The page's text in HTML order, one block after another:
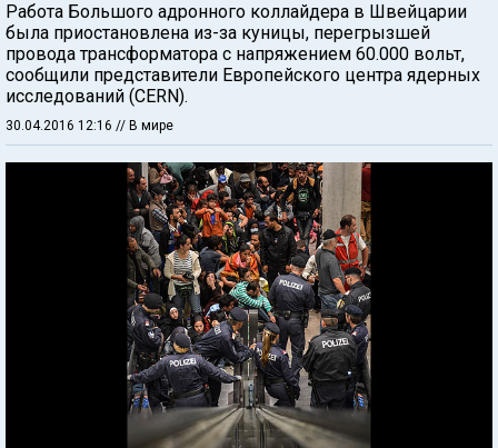
Работа Большого адронного коллайдера в Швейцарии
была приостановлена из-за куницы, перегрызшей
провода трансформатора с напряжением 60.000 вольт,
сообщили представители Европейского центра ядерных
исследований (CERN).
30.04.2016 12:16 // В мире